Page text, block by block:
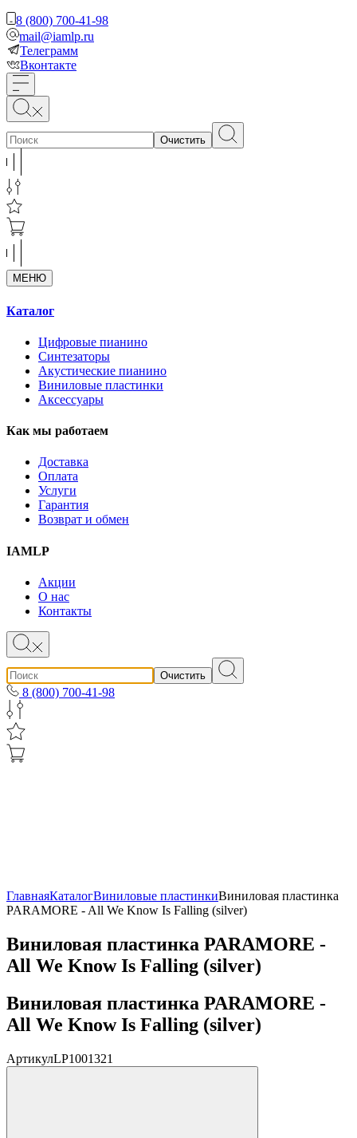
8 (800) 700-41-98
mail@iamlp.ru
Телеграмм
Вконтакте
Очистить
МЕНЮ
Каталог
Цифровые пианино
Синтезаторы
Акустические пианино
Виниловые пластинки
Аксессуары
Как мы работаем
Доставка
Оплата
Услуги
Гарантия
Возврат и обмен
IAMLP
Акции
О нас
Контакты
Очистить
8 (800) 700-41-98
ГлавнаяКаталогВиниловые пластинкиВиниловая пластинка
PARAMORE - All We Know Is Falling (silver)
Виниловая пластинка PARAMORE -
All We Know Is Falling (silver)
Виниловая пластинка PARAMORE -
All We Know Is Falling (silver)
АртикулLP1001321